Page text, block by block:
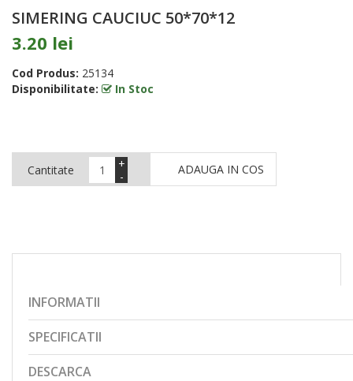
SIMERING CAUCIUC 50*70*12
3.20 lei
Cod Produs: 25134
Disponibilitate:
In Stoc
Cantitate -
+ ADAUGA IN COS
INFORMATII
SPECIFICATII
DESCARCA